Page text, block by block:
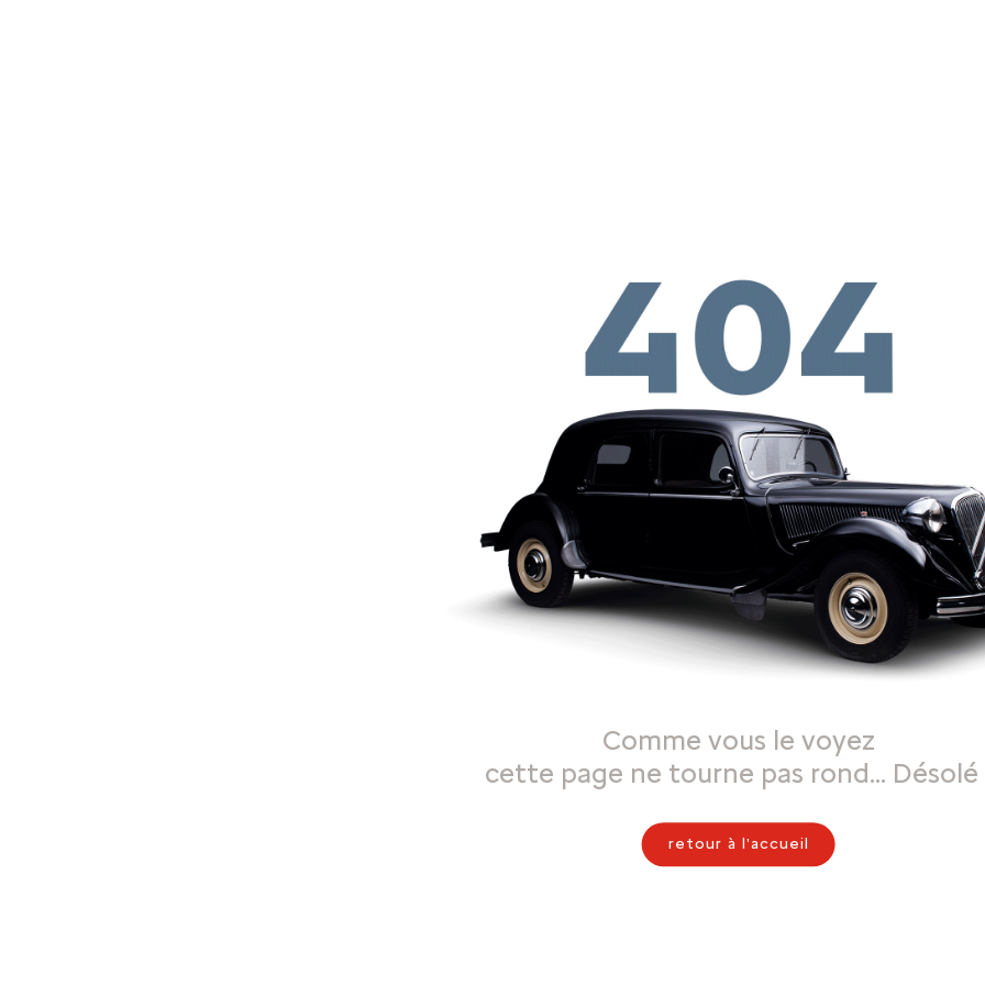
Comme vous le voyez
cette page ne tourne pas rond… Désolé
retour à l'accueil